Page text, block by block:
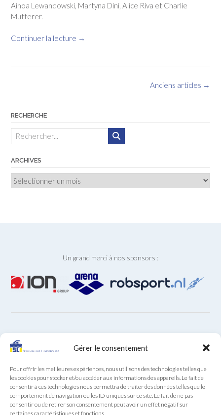
Gérer le consentement
Pour offrir les meilleures expériences, nous utilisons des technologies telles que
les cookies pour stocker et/ou accéder aux informations des appareils. Le fait de
consentir à ces technologies nous permettra de traiter des données telles que le
comportement de navigation ou les ID uniques sur ce site. Le fait de ne pas
consentir ou de retirer son consentement peut avoir un effet négatif sur
certaines caractéristiques et fonctions.
Ainoa Lewandowski, Martyna Dini, Alice Riva et Charlie
Mutterer.
Continuer la lecture «
C’est
→
Anciens articles →
RECHERCHE
ARCHIVES
Archives
Un grand merci à nos sponsors :
ARCHIVES